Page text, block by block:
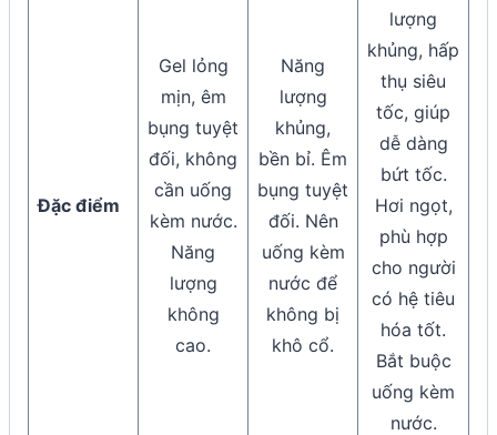
Đặc điểm
Gel lỏng
mịn, êm
bụng tuyệt
đối, không
cần uống
kèm nước.
Năng
lượng
không
cao.
Năng
lượng
khủng,
bền bỉ. Êm
bụng tuyệt
đối. Nên
uống kèm
nước để
không bị
khô cổ.
lượng
khủng, hấp
thụ siêu
tốc, giúp
dễ dàng
bứt tốc.
Hơi ngọt,
phù hợp
cho người
có hệ tiêu
hóa tốt.
Bắt buộc
uống kèm
nước.